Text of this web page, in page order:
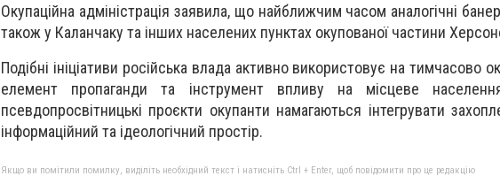
Окупаційна адміністрація заявила, що найближчим часом аналогічні
також у Каланчаку та інших населених пунктах окупованої частини
Подібні ініціативи російська влада активно використовує на тимчасово
елемент пропаганди та інструмент впливу на місцеве
псевдопросвітницькі проєкти окупанти намагаються інтегрувати
інформаційний та ідеологічний простір.
Якщо ви помітили помилку, виділіть необхідний текст і натисніть Ctrl + Enter, щоб повідомити про це редакцію